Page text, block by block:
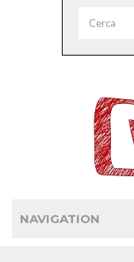
NAVIGATION